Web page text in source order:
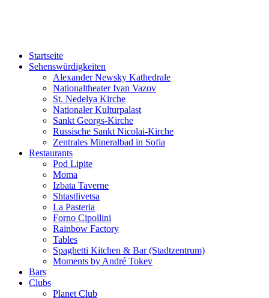
Startseite
Sehenswürdigkeiten
Alexander Newsky Kathedrale
Nationaltheater Ivan Vazov
St. Nedelya Kirche
Nationaler Kulturpalast
Sankt Georgs-Kirche
Russische Sankt Nicolai-Kirche
Zentrales Mineralbad in Sofia
Restaurants
Pod Lipite
Moma
Izbata Taverne
Shtastlivetsa
La Pasteria
Forno Cipollini
Rainbow Factory
Tables
Spaghetti Kitchen & Bar (Stadtzentrum)
Moments by André Tokev
Bars
Clubs
Planet Club